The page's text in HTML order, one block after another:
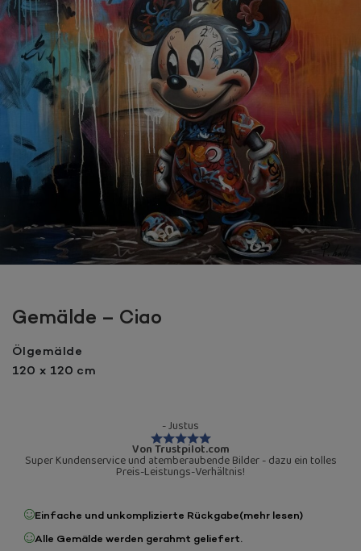
Gemälde – Ciao
Ölgemälde
120 x 120 cm
- Justus
Von Trustpilot.com
Super Kundenservice und atemberaubende Bilder - dazu ein tolles
Preis-Leistungs-Verhältnis!
Einfache und unkomplizierte Rückgabe(mehr lesen)
Alle Gemälde werden gerahmt geliefert.